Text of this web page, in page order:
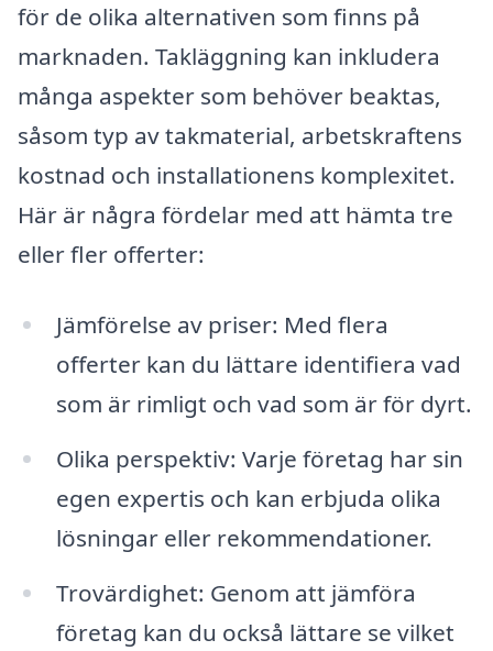
för de olika alternativen som finns på
marknaden. Takläggning kan inkludera
många aspekter som behöver beaktas,
såsom typ av takmaterial, arbetskraftens
kostnad och installationens komplexitet.
Här är några fördelar med att hämta tre
eller fler offerter:
Jämförelse av priser: Med flera
offerter kan du lättare identifiera vad
som är rimligt och vad som är för dyrt.
Olika perspektiv: Varje företag har sin
egen expertis och kan erbjuda olika
lösningar eller rekommendationer.
Trovärdighet: Genom att jämföra
företag kan du också lättare se vilket